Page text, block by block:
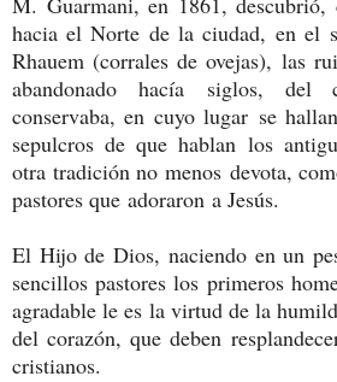
hacia el Norte de la ciudad, en el
Rhauem (corrales de ovejas), las
abandonado hacía siglos,
conservaba, en cuyo lugar se
sepulcros de que hablan los
otra tradición no menos devota,
pastores que adoraron a Jesús.
El Hijo de Dios, naciendo en un
sencillos pastores los primeros
agradable le es la virtud de la
del corazón, que deben
cristianos.